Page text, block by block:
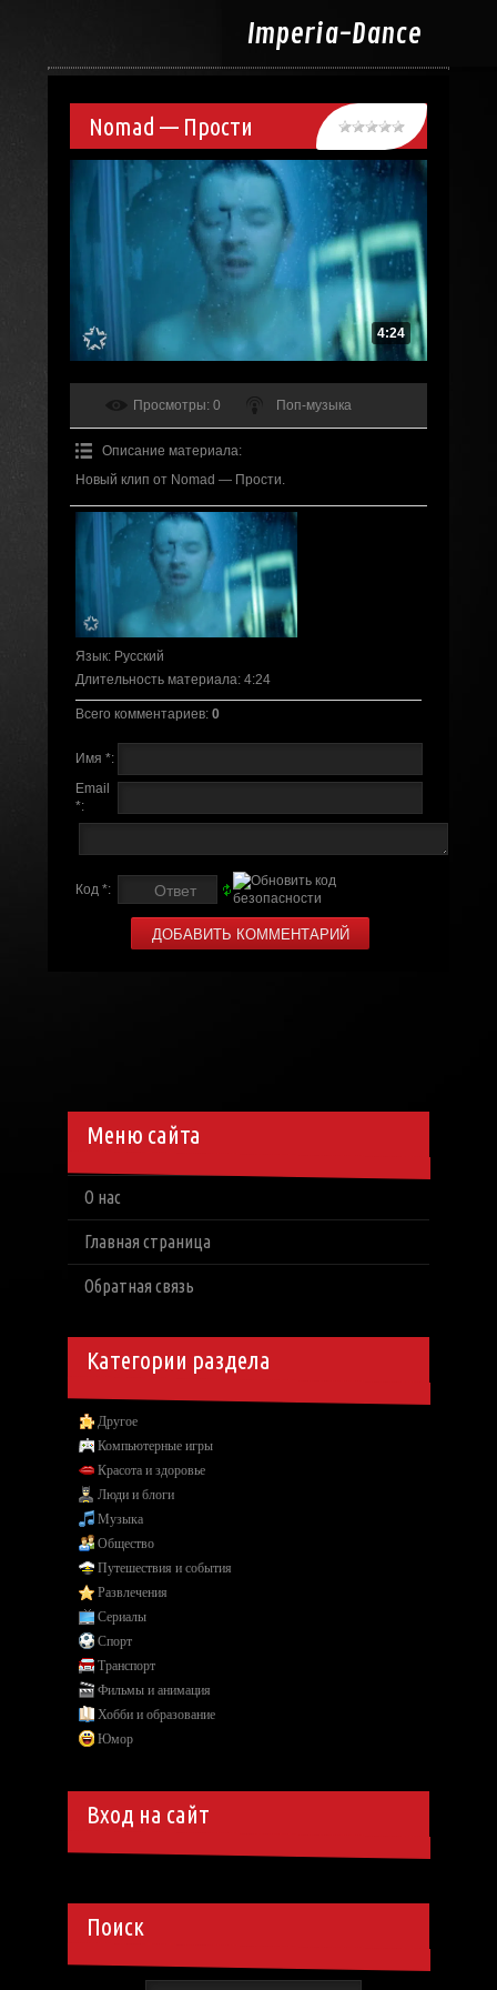
Imperia-Dance
Nomad — Прости
4:24
Просмотры: 0 Поп-музыка
Описание материала:
Новый клип от Nomad — Прости.
Язык: Русский
Длительность материала: 4:24
Всего комментариев: 0
Имя *:
Email
*:
Код *:
Меню сайта
О нас
Главная страница
Обратная связь
Категории раздела
Другое
Компьютерные игры
Красота и здоровье
Люди и блоги
Музыка
Общество
Путешествия и события
Развлечения
Сериалы
Спорт
Транспорт
Фильмы и анимация
Хобби и образование
Юмор
Вход на сайт
Поиск